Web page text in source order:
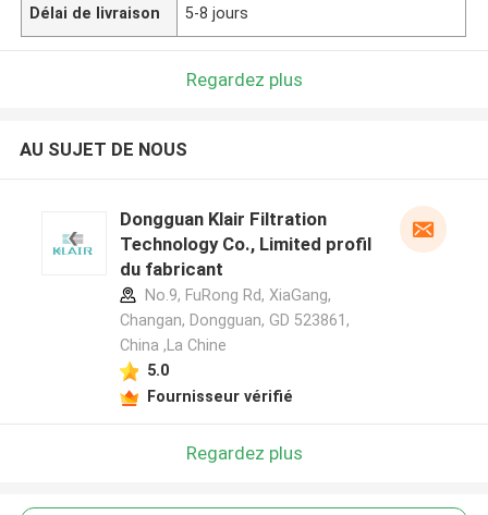
Délai de livraison 5-8 jours
Regardez plus
AU SUJET DE NOUS
Dongguan Klair Filtration
Technology Co., Limited profil
du fabricant
No.9, FuRong Rd, XiaGang,
Changan, Dongguan, GD 523861,
China ,La Chine
5.0
Fournisseur vérifié
Regardez plus